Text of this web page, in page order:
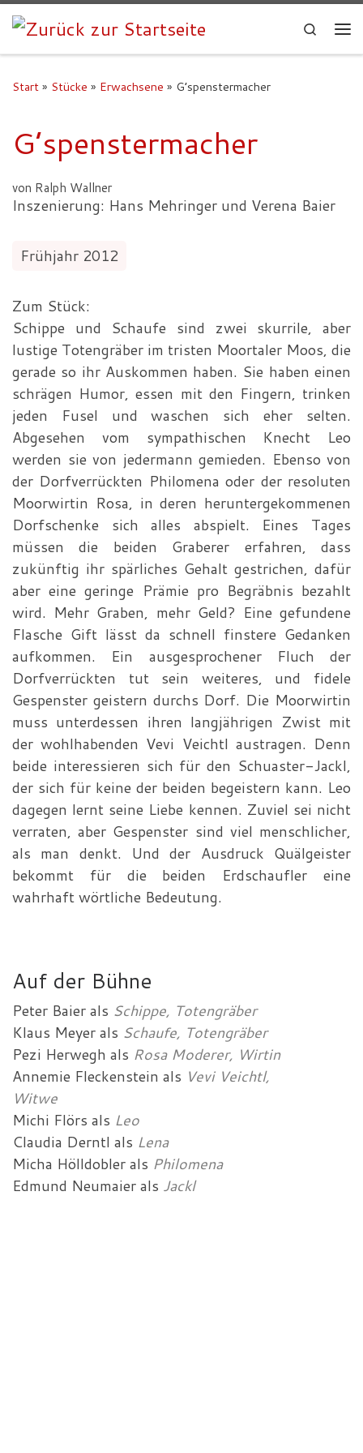
Search
Start» Stücke » Erwachsene » G’spenstermacher
G’spenstermacher
von Ralph Wallner
Inszenierung: Hans Mehringer und Verena Baier
Frühjahr 2012
Zum Stück:
Schippe und Schaufe sind zwei skurrile, aber
lustige Totengräber im tristen Moortaler Moos, die
gerade so ihr Auskommen haben. Sie haben einen
schrägen Humor, essen mit den Fingern, trinken
jeden Fusel und waschen sich eher selten.
Abgesehen vom sympathischen Knecht Leo
werden sie von jedermann gemieden. Ebenso von
der Dorfverrückten Philomena oder der resoluten
Moorwirtin Rosa, in deren heruntergekommenen
Dorfschenke sich alles abspielt. Eines Tages
müssen die beiden Graberer erfahren, dass
zukünftig ihr spärliches Gehalt gestrichen, dafür
aber eine geringe Prämie pro Begräbnis bezahlt
wird. Mehr Graben, mehr Geld? Eine gefundene
Flasche Gift lässt da schnell finstere Gedanken
aufkommen. Ein ausgesprochener Fluch der
Dorfverrückten tut sein weiteres, und fidele
Gespenster geistern durchs Dorf. Die Moorwirtin
muss unterdessen ihren langjährigen Zwist mit
der wohlhabenden Vevi Veichtl austragen. Denn
beide interessieren sich für den Schuaster-Jackl,
der sich für keine der beiden begeistern kann. Leo
dagegen lernt seine Liebe kennen. Zuviel sei nicht
verraten, aber Gespenster sind viel menschlicher,
als man denkt. Und der Ausdruck Quälgeister
bekommt für die beiden Erdschaufler eine
wahrhaft wörtliche Bedeutung.
Auf der Bühne
Peter Baierals Schippe, Totengräber
Klaus Meyerals Schaufe, Totengräber
Pezi Herwegh als Rosa Moderer, Wirtin
Annemie Fleckenstein als Vevi Veichtl,
Witwe
Michi Flörs als Leo
Claudia Derntl als Lena
Micha Hölldoblerals Philomena
Edmund Neumaierals Jackl